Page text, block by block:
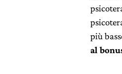
più
al